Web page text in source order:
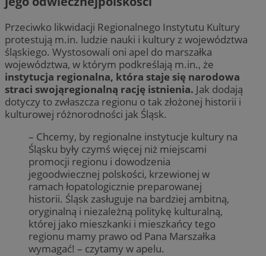
Przeciwko likwidacji Regionalnego Instytutu Kultury
protestują m.in. ludzie nauki i kultury z województwa
śląskiego. Wystosowali oni apel do marszałka
województwa, w którym podkreślają m.in., że
instytucja regionalna, która staje się narodowa
straci swojąregionalną rację istnienia. Jak dodają
dotyczy to zwłaszcza regionu o tak złożonej historii i
kulturowej różnorodności jak Śląsk.
– Chcemy, by regionalne instytucje kultury na
Śląsku były czymś więcej niż miejscami
promocji regionu i dowodzenia
jegoodwiecznej polskości, krzewionej w
ramach łopatologicznie preparowanej
historii. Śląsk zasługuje na bardziej ambitną,
oryginalną i niezależną politykę kulturalną,
której jako mieszkanki i mieszkańcy tego
regionu mamy prawo od Pana Marszałka
wymagać! – czytamy w apelu.